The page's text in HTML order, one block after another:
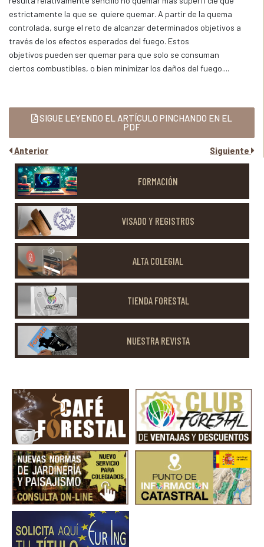
estrictamente la que se quiere quemar. A partir de la quema
controlada, surge el reto de alcanzar determinados objetivos a
través de los efectos esperados del fuego. Estos
objetivos pueden ser quemar para que solo se consuman
ciertos combustibles, o bien minimizar los daños del fuego....
SIGUE LEYENDO EL ARTÍCULO PINCHANDO EN EL
PDF
Anterior Siguiente
FORMACIÓN
VISADO Y REGISTROS
ALTA COLEGIAL
TIENDA FORESTAL
NUESTRA REVISTA